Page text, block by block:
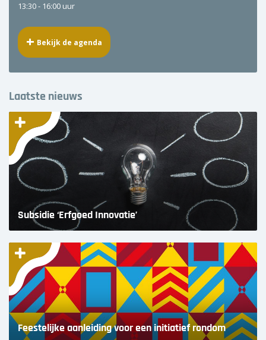
13:30 - 16:00 uur
Bekijk de agenda
Laatste nieuws
Subsidie ‘Erfgoed Innovatie’
Feestelijke aanleiding voor een initiatief rondom